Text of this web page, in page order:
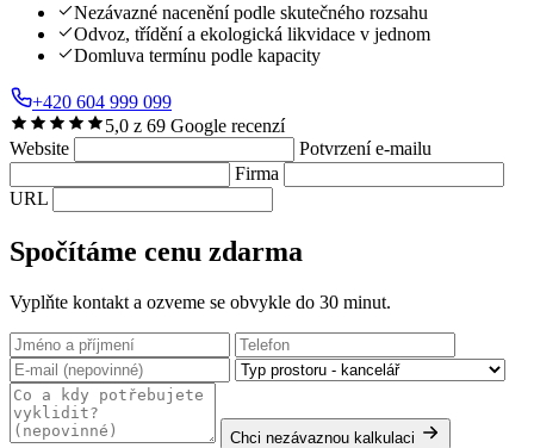
Nezávazné nacenění podle skutečného rozsahu
Odvoz, třídění a ekologická likvidace v jednom
Domluva termínu podle kapacity
+420 604 999 099
5,0 z 69 Google recenzí
Website
Potvrzení e-mailu
Firma
URL
Spočítáme cenu zdarma
Vyplňte kontakt a ozveme se obvykle do 30 minut.
Chci nezávaznou kalkulaci